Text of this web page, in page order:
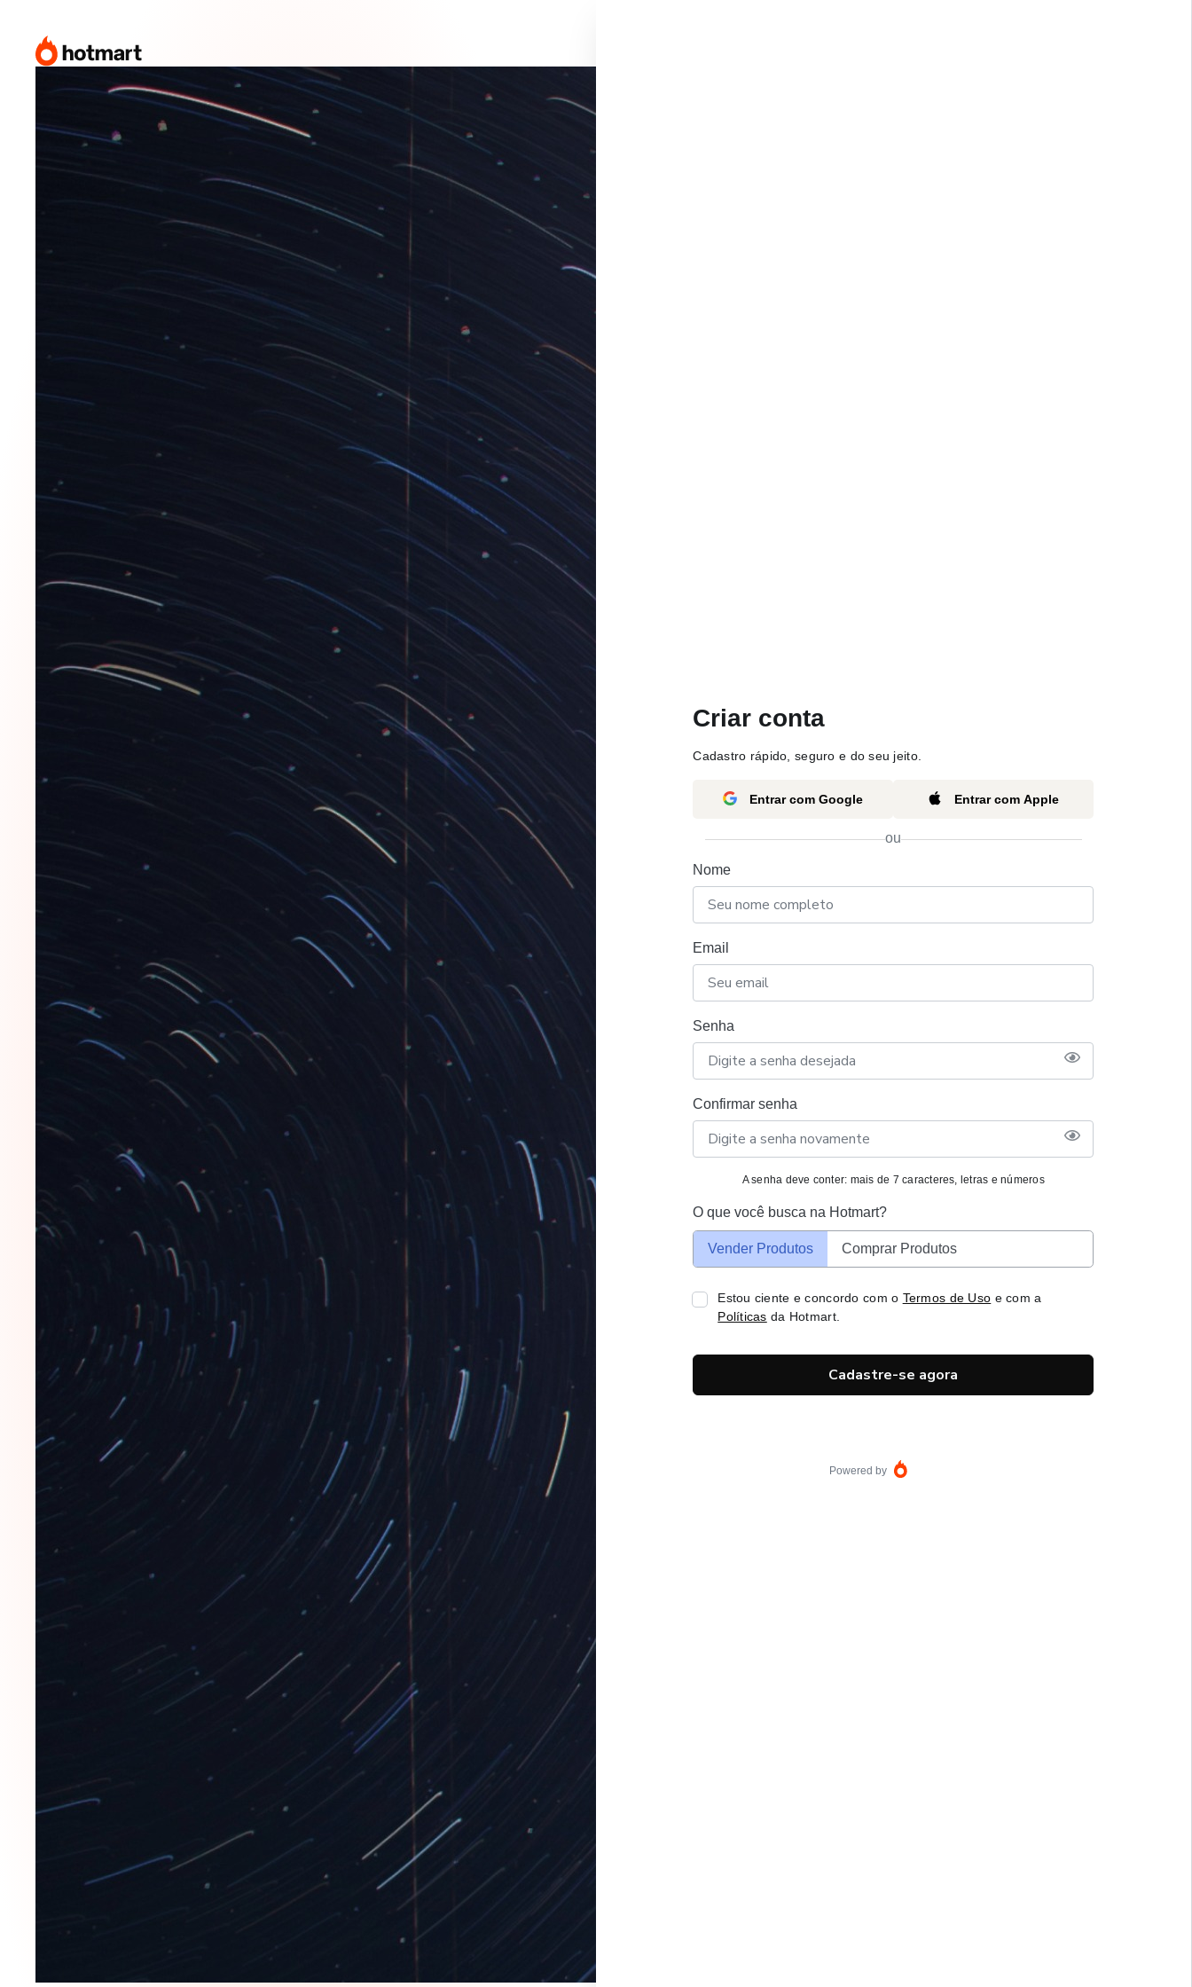
Criar conta
Cadastro rápido, seguro e do seu jeito.
Entrar com Google Entrar com Apple
ou
Nome
Email
Senha
Confirmar senha
A senha deve conter: mais de 7 caracteres, letras e números
O que você busca na Hotmart?
Vender Produtos Comprar Produtos
Estou ciente e concordo com o Termos de Uso e com a
Políticas da Hotmart.
Cadastre-se agora
Powered by